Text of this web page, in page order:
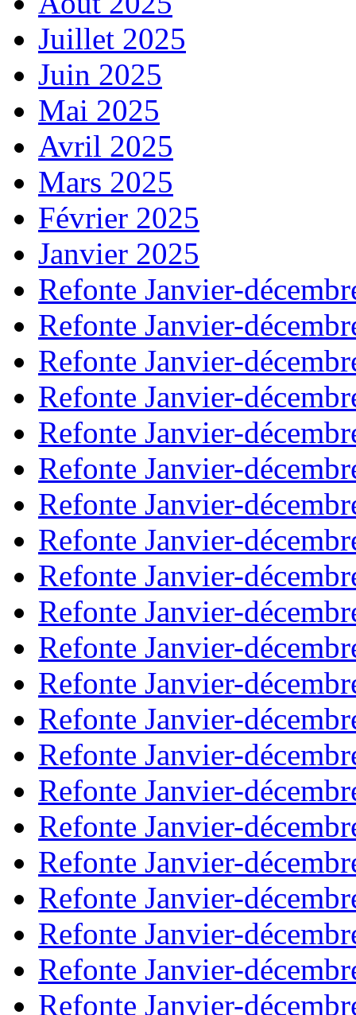
Juillet 2025
Juin 2025
Mai 2025
Avril 2025
Mars 2025
Février 2025
Janvier 2025
Refonte Janvier-
Refonte Janvier-
Refonte Janvier-
Refonte Janvier-
Refonte Janvier-
Refonte Janvier-
Refonte Janvier-
Refonte Janvier-
Refonte Janvier-
Refonte Janvier-
Refonte Janvier-
Refonte Janvier-
Refonte Janvier-
Refonte Janvier-
Refonte Janvier-
Refonte Janvier-
Refonte Janvier-
Refonte Janvier-
Refonte Janvier-
Refonte Janvier-
Refonte Janvier-